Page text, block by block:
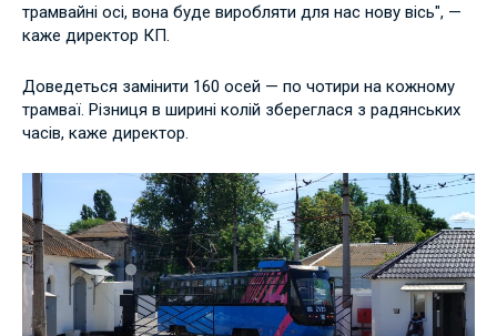
трамвайні осі, вона буде виробляти для нас нову вісь", —
каже директор КП.
Доведеться замінити 160 осей — по чотири на кожному
трамваї. Різниця в ширині колій збереглася з радянських
часів, каже директор.